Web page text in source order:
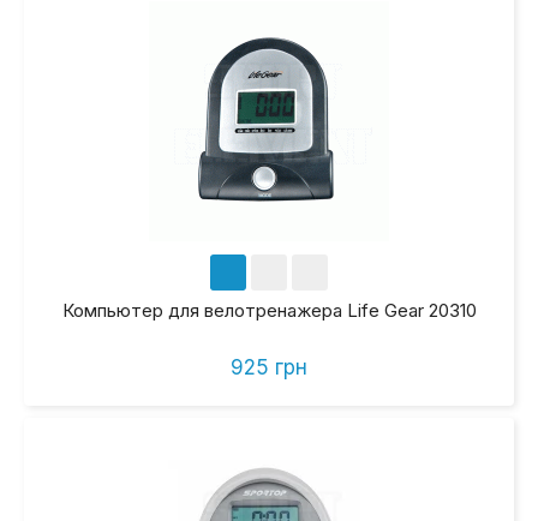
Компьютер для велотренажера Life Gear 20310
925 грн